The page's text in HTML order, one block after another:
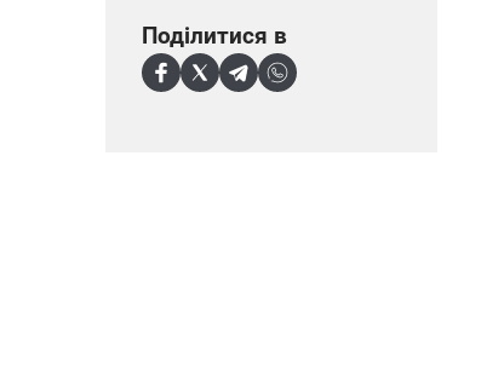
Поділитися в